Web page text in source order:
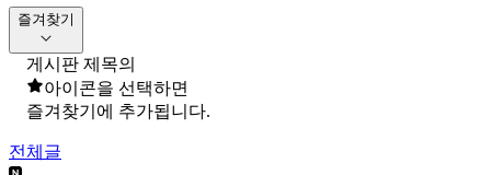
즐겨찾기
게시판 제목의
아이콘을 선택하면
즐겨찾기에 추가됩니다.
전체글